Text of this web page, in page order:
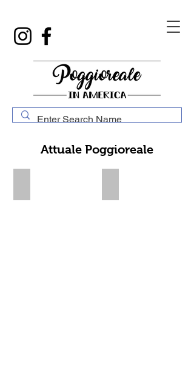
Attuale Poggioreale